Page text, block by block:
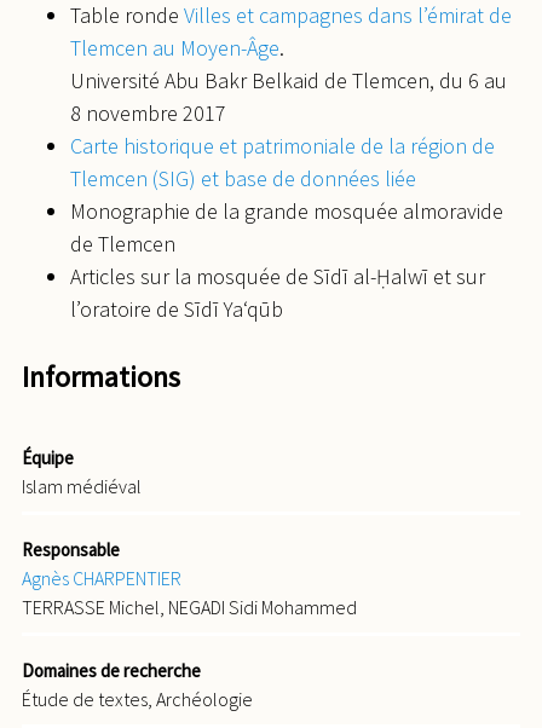
Table ronde Villes et campagnes dans l’émirat de
Tlemcen au Moyen-Âge.
Université Abu Bakr Belkaid de Tlemcen, du 6 au
8 novembre 2017
Carte historique et patrimoniale de la région de
Tlemcen (SIG) et base de données liée
Monographie de la grande mosquée almoravide
de Tlemcen
Articles sur la mosquée de Sīdī al-Ḥalwī et sur
l’oratoire de Sīdī Ya‘qūb
Informations
Équipe
Islam médiéval
Responsable
Agnès CHARPENTIER
TERRASSE Michel, NEGADI Sidi Mohammed
Domaines de recherche
Étude de textes, Archéologie